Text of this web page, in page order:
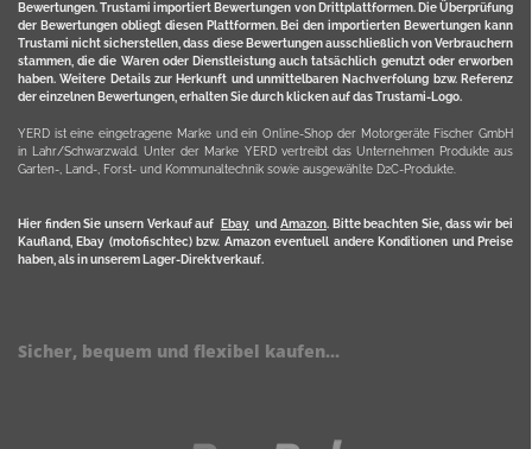
Bewertungen. Trustami importiert Bewertungen von Drittplattformen. Die Überprüfung
der Bewertungen obliegt diesen Plattformen. Bei den importierten Bewertungen kann
Trustami nicht sicherstellen, dass diese Bewertungen ausschließlich von Verbrauchern
stammen, die die Waren oder Dienstleistung auch tatsächlich genutzt oder erworben
haben. Weitere Details zur Herkunft und unmittelbaren Nachverfolung bzw. Referenz
der einzelnen Bewertungen, erhalten Sie durch klicken auf das Trustami-Logo.
YERD ist eine eingetragene Marke und ein Online-Shop der Motorgeräte Fischer GmbH
in Lahr/Schwarzwald. Unter der Marke YERD vertreibt das Unternehmen Produkte aus
Garten-, Land-, Forst- und Kommunaltechnik sowie ausgewählte D2C-Produkte.
Hier finden Sie unsern Verkauf auf Ebayund Amazon. Bitte beachten Sie, dass wir bei
Kaufland, Ebay (motofischtec) bzw. Amazon eventuell andere Konditionen und Preise
haben, als in unserem Lager-Direktverkauf.
Sicher, bequem und flexibel kaufen...